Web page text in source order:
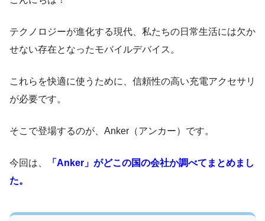
テクノロジーが進化する現代、私たちの日常生活には欠か
せない存在となったモバイルデバイス。
これらを快適に使うために、信頼性の高い充電アクセサリ
が必要です。
そこで登場するのが、Anker（アンカー）です。
今回は、
「Anker」がどこの国の会社か調べてまとめまし
た。